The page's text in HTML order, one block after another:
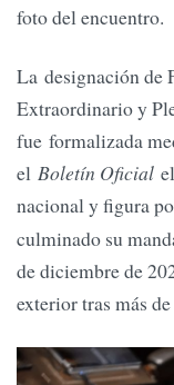
foto del encuentro.
La designación de
Extraordinario y
fue formalizada
el Boletín Oficial
nacional y figura
culminado su
de diciembre de
exterior tras más